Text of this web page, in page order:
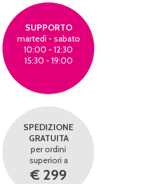
SUPPORTO
martedì - sabato
10:00 - 12:30
15:30 - 19:00
SPEDIZIONE
GRATUITA
per ordini
superiori a
€ 299